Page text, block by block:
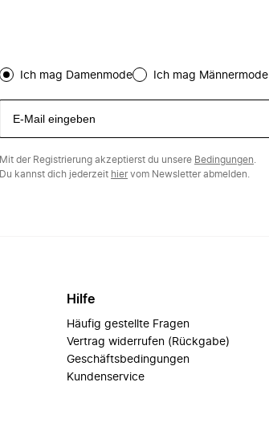
Ich mag Damenmode Ich mag Männermode
Mit der Registrierung akzeptierst du unsere Bedingungen
Du kannst dich jederzeit hiervom Newsletter abmelden.
Hilfe
Häufig gestellte Fragen
Vertrag widerrufen (Rückgabe)
Geschäftsbedingungen
Kundenservice